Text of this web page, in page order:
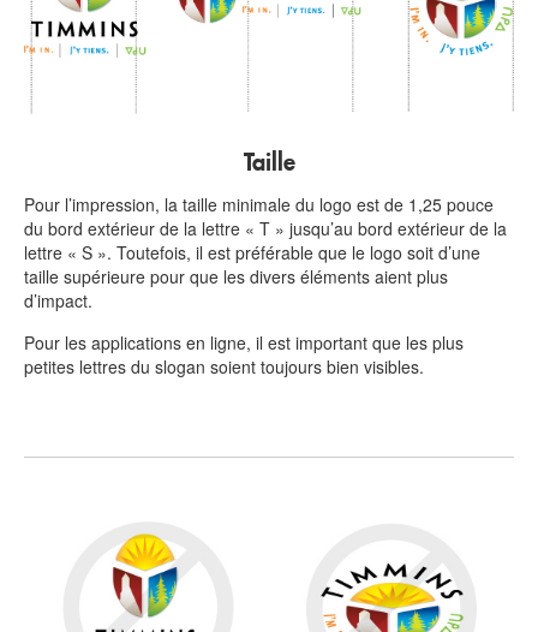
Taille
Pour l’impression, la taille minimale du logo est de 1,25 pouce
du bord extérieur de la lettre « T » jusqu’au bord extérieur de la
lettre « S ». Toutefois, il est préférable que le logo soit d’une
taille supérieure pour que les divers éléments aient plus
d’impact.
Pour les applications en ligne, il est important que les plus
petites lettres du slogan soient toujours bien visibles.